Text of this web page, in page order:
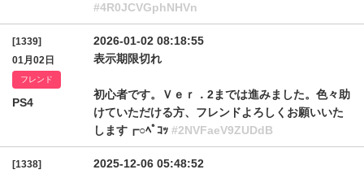
#4R0JCVGphNHVn
[1339]
01月02日
フレンド
PS4
2026-01-02 08:18:55
表示期限切れ
初心者です。Ｖｅｒ．2までは進みました。色々助
けていただける方、フレンドよろしくお願いいた
します┏○ﾍﾟｺｯ #2NVFaeV9ZUDdB
[1338]
2025-12-06 05:48:52